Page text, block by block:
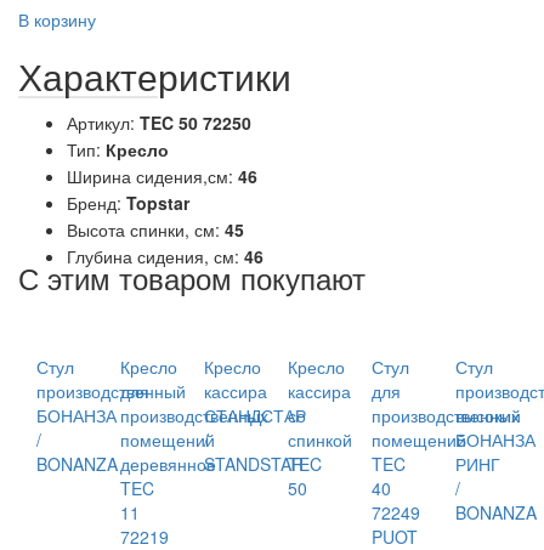
В корзину
Характеристики
Артикул: TEC 50 72250
Тип: Кресло
Ширина сидения,см: 46
Бренд: Topstar
Высота спинки, см: 45
Глубина сидения, см: 46
С этим товаром покупают
Стул
производственный
БОНАНЗА
/
BONANZA
Кресло
для
производственных
помещений
деревянное
TEC
11
72219
Кресло
кассира
СТАНДСТАР
/
STANDSTAR
Кресло
кассира
со
спинкой
TEC
50
Стул
для
производственных
помещений
TEC
40
72249
PUOT
Стул
высокий
БОНАНЗА
РИНГ
/
BONANZA